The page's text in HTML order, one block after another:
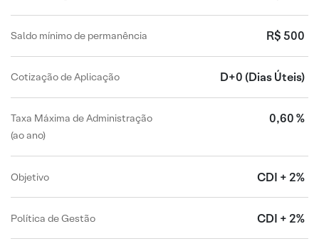
Saldo mínimo de permanência R$ 500
Cotização de Aplicação D+0 (Dias Úteis)
Taxa Máxima de Administração
(ao ano)
0,60 %
Objetivo CDI + 2%
Política de Gestão CDI + 2%